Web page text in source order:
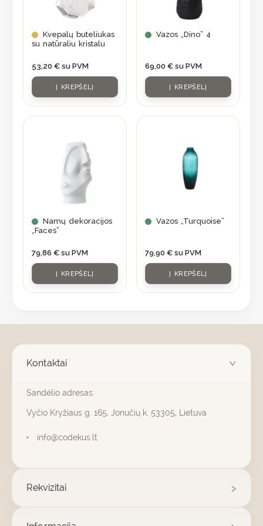
Kvepalų buteliukas
su natūraliu kristalu
53,20 € su PVM
Į KREPŠELĮ
Vazos „Dino” 4
69,00 € su PVM
Į KREPŠELĮ
Namų dekoracijos
„Faces”
79,86 € su PVM
Į KREPŠELĮ
Vazos „Turquoise”
79,90 € su PVM
Į KREPŠELĮ
Kontaktai
Sandėlio adresas:
Vyčio Kryžiaus g. 165, Jonučių k. 53305, Lietuva
info@codekus.lt
Rekvizitai